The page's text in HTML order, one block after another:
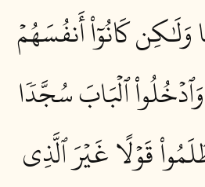
كَانُوٓاْ أَنفُسَهُمۡ
ٱلۡبَابَ سُجَّدٗا
قَوۡلًا غَيۡرَ ٱلَّذِي